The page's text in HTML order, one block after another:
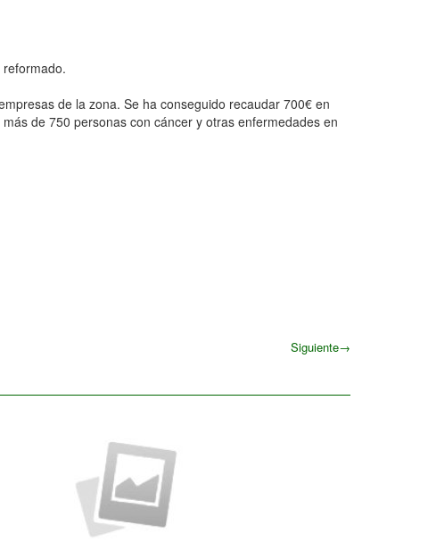
de la zona. Se ha conseguido recaudar 700€ en
de 750 personas con cáncer y otras enfermedades en
Siguiente→